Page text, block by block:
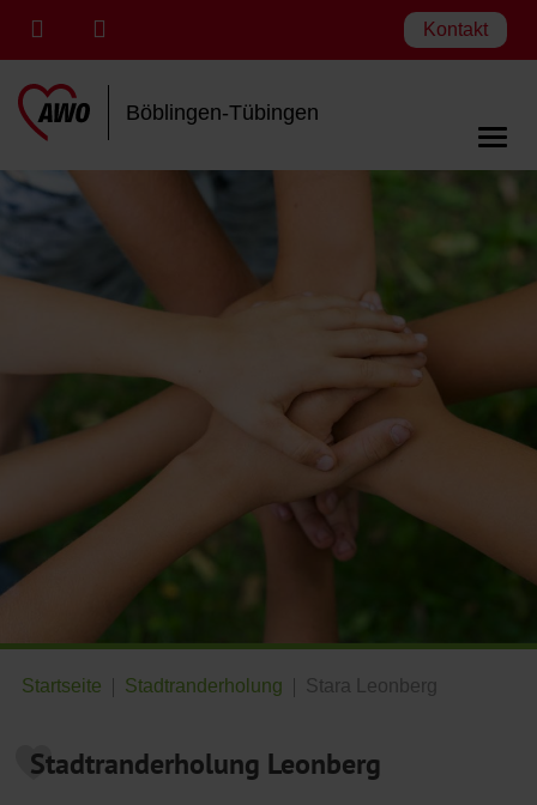
Kontakt
Böblingen-Tübingen
Startseite Stadtranderholung Stara Leonberg
Stadtranderholung Leonberg